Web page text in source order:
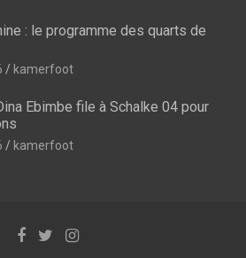
: le programme des quarts de
kamerfoot
Ebimbe file à Schalke 04 pour
kamerfoot